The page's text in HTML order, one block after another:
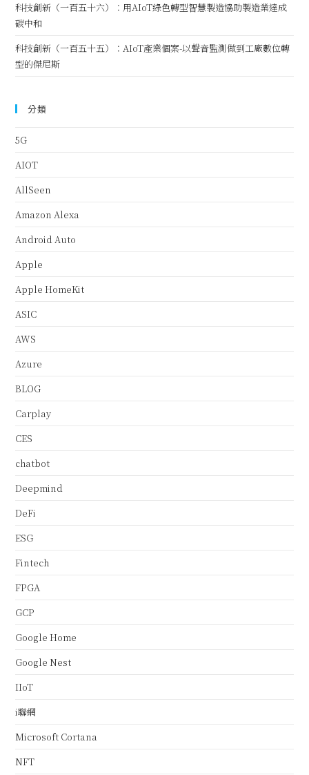
科技創新（一百五十六）：用AIoT綠色轉型智慧製造協助製造業達成
碳中和
科技創新（一百五十五）：AIoT產業個案-以聲音監測做到工廠數位轉
型的傑尼斯
分類
5G
AIOT
AllSeen
Amazon Alexa
Android Auto
Apple
Apple HomeKit
ASIC
AWS
Azure
BLOG
Carplay
CES
chatbot
Deepmind
DeFi
ESG
Fintech
FPGA
GCP
Google Home
Google Nest
IIoT
i聯網
Microsoft Cortana
NFT